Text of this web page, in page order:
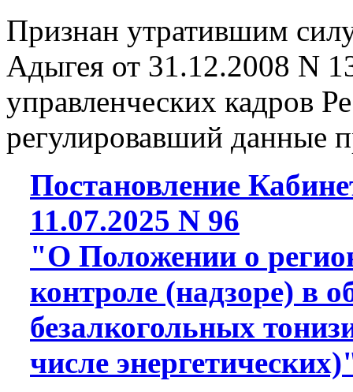
Признан утратившим
Адыгея от 31.12.2008 N
управленческих кадров
регулировавший данные
Постановление
11.07.2025 N 96
"О Положении о
контроле (надзоре) в
безалкогольных
числе